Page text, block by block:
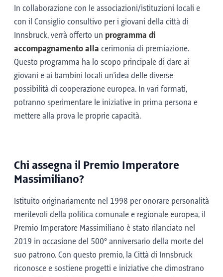
In collaborazione con le associazioni/istituzioni locali e
con il Consiglio consultivo per i giovani della città di
Innsbruck, verrà offerto un programma di
accompagnamento alla cerimonia di premiazione.
Questo programma ha lo scopo principale di dare ai
giovani e ai bambini locali un'idea delle diverse
possibilità di cooperazione europea. In vari formati,
potranno sperimentare le iniziative in prima persona e
mettere alla prova le proprie capacità.
Chi assegna il Premio Imperatore
Massimiliano?
Istituito originariamente nel 1998 per onorare personalità
meritevoli della politica comunale e regionale europea, il
Premio Imperatore Massimiliano è stato rilanciato nel
2019 in occasione del 500° anniversario della morte del
suo patrono. Con questo premio, la Città di Innsbruck
riconosce e sostiene progetti e iniziative che dimostrano